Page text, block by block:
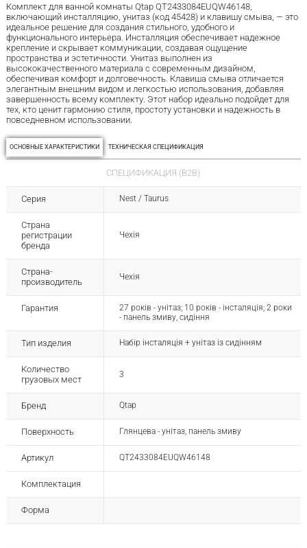
Комплект для ванной комнаты Qtap QT2433084EUQW46148,
включающий инсталляцию, унитаз (код 45428) и клавишу смыва, — это
идеальное решение для создания стильного, удобного и
функционального интерьера. Инсталляция обеспечивает надежное
крепление и скрывает коммуникации, создавая ощущение
пространства и эстетичности. Унитаз выполнен из
высококачественного материала с современным дизайном,
обеспечивая комфорт и долговечность. Клавиша смыва отличается
элегантным внешним видом и легкостью использования, добавляя
завершенность всему комплекту. Этот набор идеально подойдет для
тех, кто ценит гармонию стиля, простоту установки и надежность в
повседневном использовании.
ОСНОВНЫЕ ХАРАКТЕРИСТИКИ ТЕХНИЧЕСКАЯ СПЕЦИФИКАЦИЯ
СПЕЦИФИКАЦИЯ (B2B)
Серия Nest / Taurus
Страна
регистрации
бренда
Чехія
Страна-
производитель
Чехія
Гарантия
27 років - унітаз; 10 років - інсталяція; 2 роки
- панель змиву, сидіння
Тип изделия Набір інсталяція + унітаз із сидінням
Количество
грузовых мест
3
Бренд Qtap
Поверхность Глянцева - унітаз, панель змиву
Артикул QT2433084EUQW46148
Комплектация
Форма